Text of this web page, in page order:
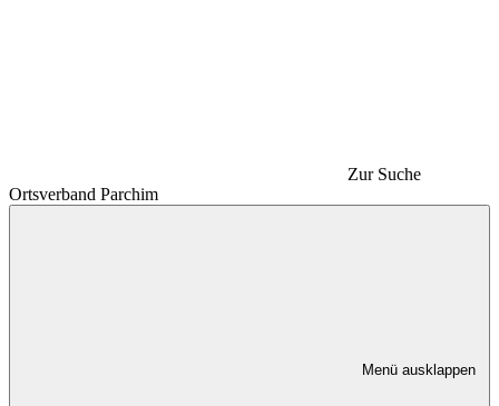
Zur Suche
Ortsverband Parchim
Menü ausklappen